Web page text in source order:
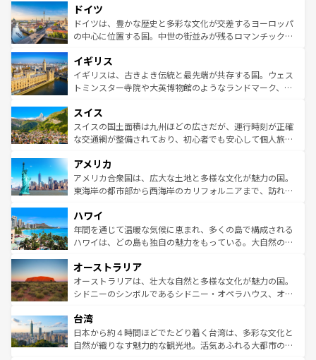
せる。地方によって風土や気候が異なるスペインはその個
性で訪れる人を魅了する。 なお、新着のスペイン情報は コ
ンテンツ一覧を参照してほしい。
で、幅広い魅力が詰まっている。華麗な宮殿、歴史的な大
聖堂、美しいビーチ、そして豊かな自然が、訪れる者を心
から魅了する。また、フランスは美食の国としても知ら
いる。シャンパンの発祥地であるランス、プロヴァンスの
香り高いラベンダー畑など、多彩な楽しみ方が可能だ。さ
らに、パリ以外の地域にも魅力が溢れており、どの街角に
れる地方に足を運ぶとそれぞれで全く異なる文化を体験で
きるだろう。 なお、新着のフランス情報はコンテンツ一覧
を参照してほしい。
ドイツ
ドイツは、豊かな歴史と多彩な文化が交差するヨーロッパ
の中心に位置する国。中世の街並みが残るロマンチック街
顔を持つこの国は、どこを歩いても飽きることがない。ベ
ルリンの文化的活気、バイエルン州のアルプスの絶景、そ
してライン川沿いのワイン畑といった風景は必見。ビール
は、お酒好きな人にはぜひ体験してほしい。 なお、新着の
ドイツ情報はコンテンツ一覧を参照してほしい。
イギリス
イギリスは、古きよき伝統と最先端が共存する国。ウェス
トミンスター寺院や大英博物館のようなランドマーク、歴
リアごとに異なる魅力がある。また、優雅なアフタヌーン
ティー、ビール好きにはたまらない英国パブ、サッカー観
戦など、本場だからこそできる体験も豊富。イギリスを旅
ンツ一覧を参照してほしい。
スイス
スイスの国土面積は九州ほどの広さだが、運行時刻が正確
な交通網が整備されており、初心者でも安心して個人旅行
の建物がそのまま残る町や、スイスならではのユニークな
博物館もあり、アルプス観光だけでなく町歩きも満喫する
ことができる。国民の所得が高いため物価も高いが、旅行
ば市内交通費無料で観光を楽しむこともできる。 なお、新
着のスイス情報はコンテンツ一覧 を参照してほしい。
アメリカ
アメリカ合衆国は、広大な土地と多様な文化が魅力の国。
東海岸の都市部から西海岸のカリフォルニアまで、訪れる
のような巨大都市は、観光、ショッピング、エンターテイ
ンメントが詰まった刺激的なスポットだ。一方、アメリカ
西部には大自然が広がり、グランドキャニオンやイエロー
部のニューオーリンズでは、音楽と美食が融合した独特の
文化が魅力。旅行者はアメリカの各地域で異なる魅力を楽
しみながら、その多様性と豊かな歴史を感じることができ
ならではの贅沢な旅のスタイルだ。 なお、新着のアメリカ
情報はコンテンツ一覧を参照してほしい。
ハワイ
年間を通じて温暖な気候に恵まれ、多くの島で構成される
ハワイは、どの島も独自の魅力をもっている。大自然の神
ワイ島は見逃せない。また、定番の観光地といえばオアフ
島だが、静かな自然を求めるならマウイ島やカウアイ島が
おすすめ。エメラルドグリーンに輝く海をはじめ、豊かな
れるおもてなしの心で訪れる人々を迎えてくれるハワイの
人々、おいしいローカルフードやハワイアンミュージッ
ク、伝統的なフラダンスなど、すべてがハワイの魅力を彩
オーストラリア
オーストラリアは、壮大な自然と多様な文化が魅力の国。
シドニーのシンボルであるシドニー・オペラハウス、オー
リアリーフや大陸中央部にそびえるウルル（エアーズロッ
ク）、タスマニアの美しい原生林やケアンズの熱帯雨林な
ど、見どころがたくさん。また、カフェやワイン、オージ
台湾
日本から約４時間ほどでたどり着く台湾は、多彩な文化と
自然が織りなす魅力的な観光地。活気あふれる大都市の台